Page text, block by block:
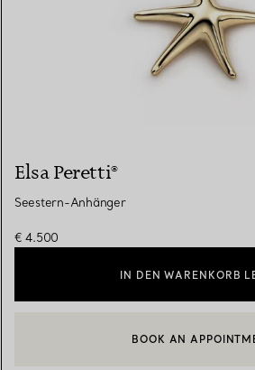
Elsa Peretti®
Seestern-Anhänger
€ 4.500
IN DEN WARENKORB
EINEN KUNDENBERATER
BOOK AN